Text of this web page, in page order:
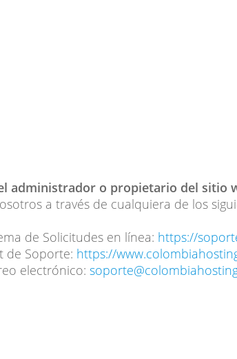
administrador o propietario del sitio
a través de cualquiera de los
de Solicitudes en línea: https://
de Soporte: https://
electrónico: